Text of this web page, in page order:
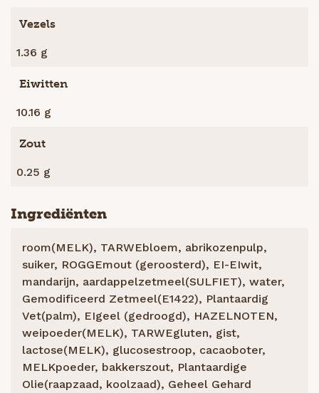
Vezels
1.36 g
Eiwitten
10.16 g
Zout
0.25 g
Ingrediënten
room(MELK), TARWEbloem, abrikozenpulp,
suiker, ROGGEmout (geroosterd), EI-EIwit,
mandarijn, aardappelzetmeel(SULFIET), water,
Gemodificeerd Zetmeel(E1422), Plantaardig
Vet(palm), EIgeel (gedroogd), HAZELNOTEN,
weipoeder(MELK), TARWEgluten, gist,
lactose(MELK), glucosestroop, cacaoboter,
MELKpoeder, bakkerszout, Plantaardige
Olie(raapzaad, koolzaad), Geheel Gehard